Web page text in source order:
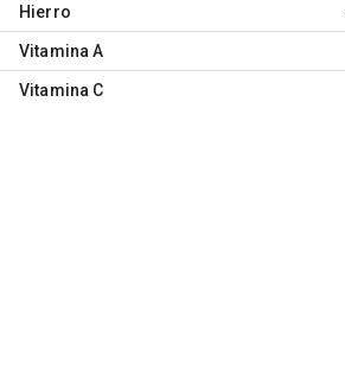
Hierro
Vitamina A
Vitamina C